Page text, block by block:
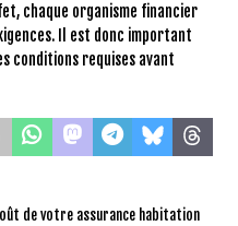
chaque organisme financier
Il est donc important
conditions requises avant
de votre assurance habitation